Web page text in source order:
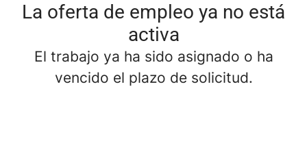
La oferta de empleo ya no está
activa
El trabajo ya ha sido asignado o ha
vencido el plazo de solicitud.